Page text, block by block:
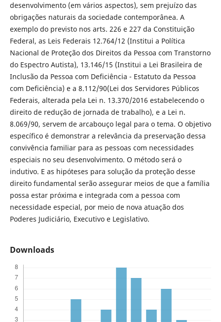
desenvolvimento (em vários aspectos), sem prejuízo das
obrigações naturais da sociedade contemporânea. A
exemplo do previsto nos arts. 226 e 227 da Constituição
Federal, as Leis Federais 12.764/12 (Institui a Política
Nacional de Proteção dos Direitos da Pessoa com Transtorno
do Espectro Autista), 13.146/15 (Institui a Lei Brasileira de
Inclusão da Pessoa com Deficiência - Estatuto da Pessoa
com Deficiência) e a 8.112/90(Lei dos Servidores Públicos
Federais, alterada pela Lei n. 13.370/2016 estabelecendo o
direito de redução de jornada de trabalho), e a Lei n.
8.069/90, servem de arcabouço legal para o tema. O objetivo
específico é demonstrar a relevância da preservação dessa
convivência familiar para as pessoas com necessidades
especiais no seu desenvolvimento. O método será o
indutivo. E as hipóteses para solução da proteção desse
direito fundamental serão assegurar meios de que a família
possa estar próxima e integrada com a pessoa com
necessidade especial, por meio de nova atuação dos
Poderes Judiciário, Executivo e Legislativo.
Downloads